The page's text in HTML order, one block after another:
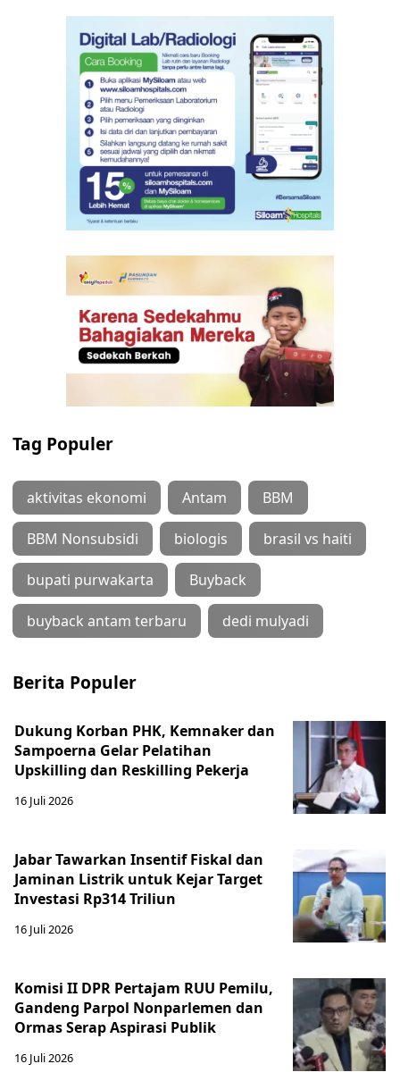
Tag Populer
aktivitas ekonomi Antam BBM
BBM Nonsubsidi biologis brasil vs haiti
bupati purwakarta Buyback
buyback antam terbaru dedi mulyadi
Berita Populer
Dukung Korban PHK, Kemnaker dan
Sampoerna Gelar Pelatihan
Upskilling dan Reskilling Pekerja
16 Juli 2026
Jabar Tawarkan Insentif Fiskal dan
Jaminan Listrik untuk Kejar Target
Investasi Rp314 Triliun
16 Juli 2026
Komisi II DPR Pertajam RUU Pemilu,
Gandeng Parpol Nonparlemen dan
Ormas Serap Aspirasi Publik
16 Juli 2026